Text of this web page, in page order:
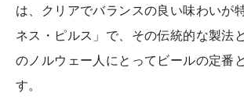
は、クリアでバランスの良い味わいが
ネス・ピルス」で、その伝統的な製法
のノルウェー人にとってビールの定番
す。